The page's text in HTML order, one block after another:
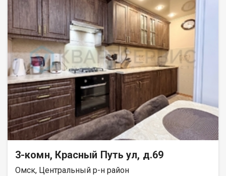
3-комн, Красный Путь ул, д.69
Омск, Центральный р-н район